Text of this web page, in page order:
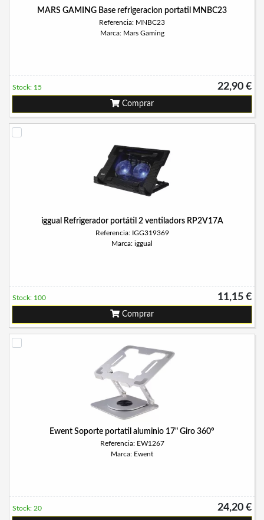
MARS GAMING Base refrigeracion portatil MNBC23
Referencia: MNBC23
Marca: Mars Gaming
22,90 €
Stock: 15
Comprar
iggual Refrigerador portátil 2 ventiladors RP2V17A
Referencia: IGG319369
Marca: iggual
11,15 €
Stock: 100
Comprar
Ewent Soporte portatil aluminio 17" Giro 360º
Referencia: EW1267
Marca: Ewent
24,20 €
Stock: 20